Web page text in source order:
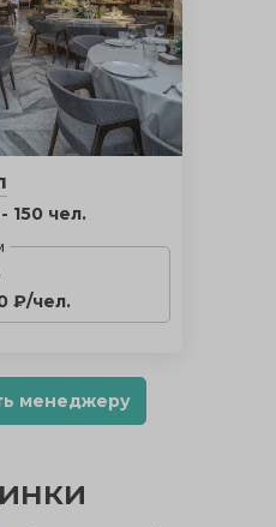
150 чел.
₽/чел.
менеджеру